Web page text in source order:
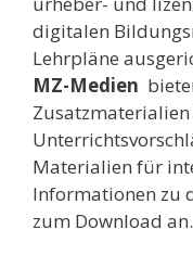
digitalen
Lehrpläne
MZ-Medien
Materialien für
Informationen zu
zum Download an.